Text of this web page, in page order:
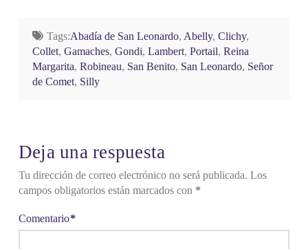
Tags:Abadía de San Leonardo, Abelly, Clichy,
Collet, Gamaches, Gondi, Lambert, Portail, Reina
Margarita, Robineau, San Benito, San Leonardo, Señor
de Comet, Silly
Deja una respuesta
Tu dirección de correo electrónico no será publicada. Los
campos obligatorios están marcados con *
Comentario*